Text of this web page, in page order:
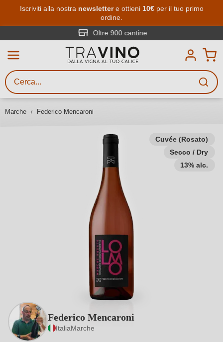
Passa al contenuto principale
Iscriviti alla nostra newslettere ottieni 10€per il tuo primo
ordine.
Oltre 900 cantine
Marche Federico Mencaroni
Cuvée (Rosato)
Secco / Dry
13% alc.
Federico Mencaroni
ItaliaMarche
Ricerca vini
Inserisci almeno 3 caratteri
gusto, occasione, nome del vino,
vitigno, regione, cantina o altri